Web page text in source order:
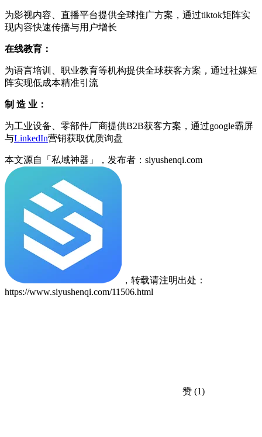
为影视内容、直播平台提供全球推广方案，通过tiktok矩阵实
现内容快速传播与用户增长
在线教育：
为语言培训、职业教育等机构提供全球获客方案，通过社媒矩
阵实现低成本精准引流
制 造 业：
为工业设备、零部件厂商提供B2B获客方案，通过google霸屏
与LinkedIn营销获取优质询盘
本文源自「私域神器」，发布者：siyushenqi.com
，转载请注明出处：
https://www.siyushenqi.com/11506.html
赞 (1)